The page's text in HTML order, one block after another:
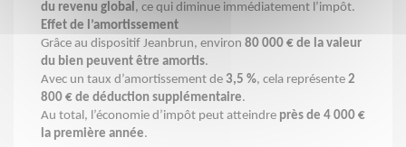
du revenu global, ce qui diminue immédiatement l’impôt.
Effet de l’amortissement
Grâce au dispositif Jeanbrun, environ 80 000 € de la valeur
du bien peuvent être amortis.
Avec un taux d’amortissement de 3,5 %, cela représente 2
800 € de déduction supplémentaire.
Au total, l’économie d’impôt peut atteindre près de 4 000 €
la première année.